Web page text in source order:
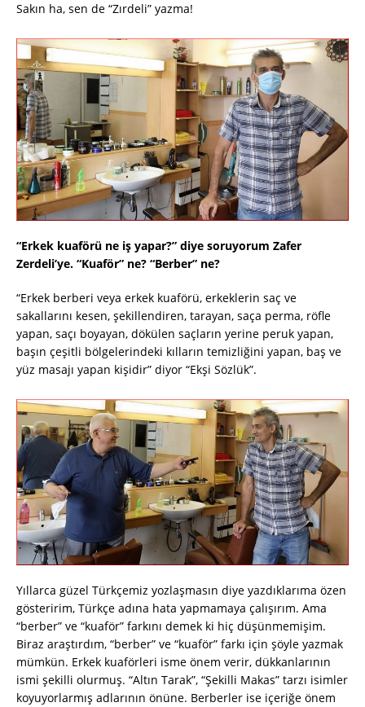
Sakın ha, sen de “Zırdeli” yazma!
“Erkek kuaförü ne iş yapar?” diye soruyorum Zafer
Zerdeli’ye. “Kuaför” ne? “Berber” ne?
“Erkek berberi veya erkek kuaförü, erkeklerin saç ve
sakallarını kesen, şekillendiren, tarayan, saça perma, röfle
yapan, saçı boyayan, dökülen saçların yerine peruk yapan,
başın çeşitli bölgelerindeki kılların temizliğini yapan, baş ve
yüz masajı yapan kişidir” diyor “Ekşi Sözlük”.
Yıllarca güzel Türkçemiz yozlaşmasın diye yazdıklarıma özen
gösteririm, Türkçe adına hata yapmamaya çalışırım. Ama
“berber” ve “kuaför” farkını demek ki hiç düşünmemişim.
Biraz araştırdım, “berber” ve “kuaför” farkı için şöyle yazmak
mümkün. Erkek kuaförleri isme önem verir, dükkanlarının
ismi şekilli olurmuş. “Altın Tarak”, “Şekilli Makas” tarzı isimler
koyuyorlarmış adlarının önüne. Berberler ise içeriğe önem